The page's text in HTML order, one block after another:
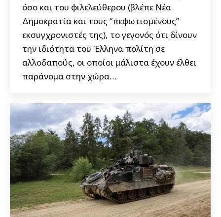
όσο και του φιλελεύθερου (βλέπε Νέα
Δημοκρατία και τους “πεφωτισμένους”
εκσυγχρονιστές της), το γεγονός ότι δίνουν
την ιδιότητα του Έλληνα πολίτη σε
αλλοδαπούς, οι οποίοι μάλιστα έχουν έλθει
παράνομα στην χώρα…